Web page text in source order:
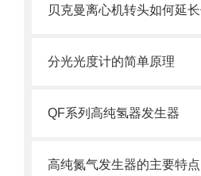
贝克曼离心机转头如何延
分光光度计的简单原理
QF系列高纯氢器发生器
高纯氮气发生器的主要特点